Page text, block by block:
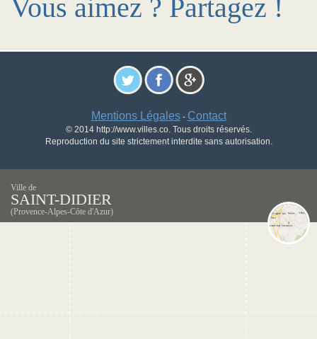
Vous aimez ? Partagez !
Mentions Légales- Contact
© 2014 http://www.villes.co. Tous droits réservés.
Reproduction du site strictement interdite sans autorisation.
Ville de
SAINT-DIDIER
(Provence-Alpes-Côte d'Azur)